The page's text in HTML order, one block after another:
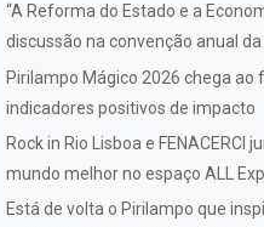
“A Reforma do Estado e a
discussão na convenção anual da
Pirilampo Mágico 2026 chega ao
indicadores positivos de impacto
Rock in Rio Lisboa e FENACERCI
mundo melhor no espaço ALL
Está de volta o Pirilampo que